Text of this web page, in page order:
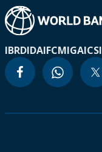
IBRDIDAIFCMIGA